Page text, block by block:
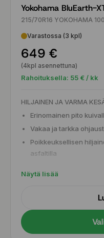
Yokohama BluEarth-
215/70R16 YOKOHAMA
Varastossa (3 kpl)
649 €
(4kpl asennettuna)
Rahoituksella: 55 € / kk
HILJAINEN JA VARMA
Erinomainen pito
Vakaa ja tarkka
Poikkeuksellisen
asfaltilla
Näytä lisää